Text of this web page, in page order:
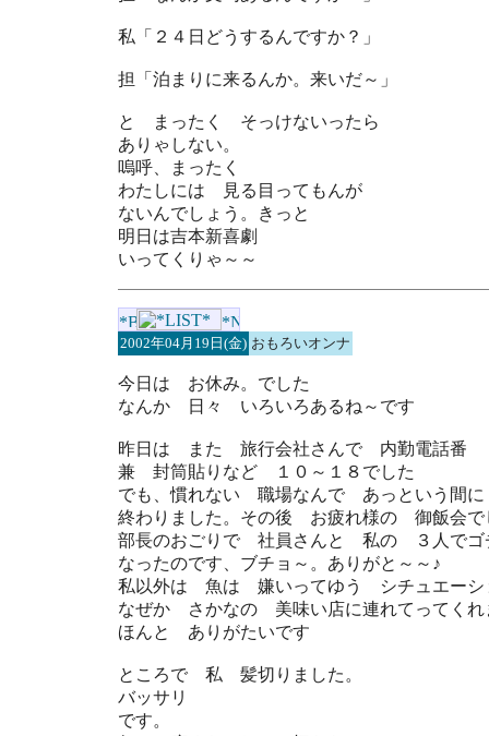
私「２４日どうするんですか？」
担「泊まりに来るんか。来いだ～」
と まったく そっけないったら
ありゃしない。
嗚呼、まったく
わたしには 見る目ってもんが
ないんでしょう。きっと
明日は吉本新喜劇
いってくりゃ～～
2002年04月19日(金) おもろいオンナ
今日は お休み。でした
なんか 日々 いろいろあるね～です
昨日は また 旅行会社さんで 内勤電話番
兼 封筒貼りなど １０～１８でした
でも、慣れない 職場なんで あっという間に
終わりました。その後 お疲れ様の 御飯会で
部長のおごりで 社員さんと 私の ３人でゴ
なったのです、ブチョ～。ありがと～～♪
私以外は 魚は 嫌いってゆう シチュエーシ
なぜか さかなの 美味い店に連れてってくれ
ほんと ありがたいです
ところで 私 髪切りました。
バッサリ
です。